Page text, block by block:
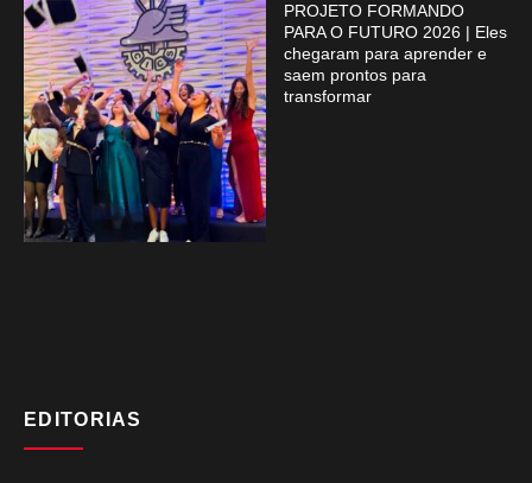
PROJETO FORMANDO
PARA O FUTURO 2026 | Eles
chegaram para aprender e
saem prontos para
transformar
EDITORIAS